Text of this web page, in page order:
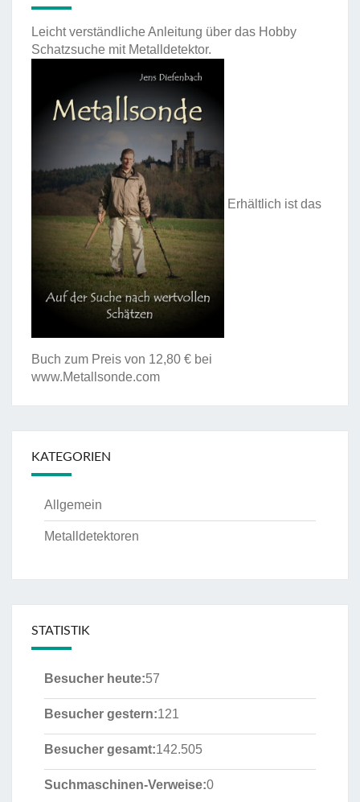
Leicht verständliche Anleitung über das Hobby
Schatzsuche mit Metalldetektor.
Erhältlich ist das
Buch zum Preis von 12,80 € bei
www.Metallsonde.com
KATEGORIEN
Allgemein
Metalldetektoren
STATISTIK
Besucher heute:57
Besucher gestern:121
Besucher gesamt:142.505
Suchmaschinen-Verweise:0